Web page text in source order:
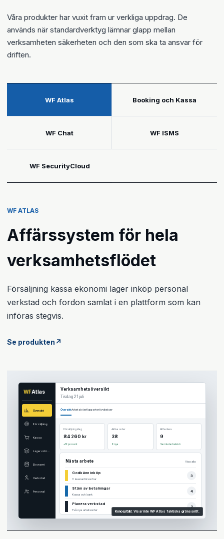
Våra produkter har vuxit fram ur verkliga uppdrag. De
används när standardverktyg lämnar glapp mellan
verksamheten säkerheten och den som ska ta ansvar för
driften.
WF Atlas Booking och Kassa
WF Chat WF ISMS
WF SecurityCloud
WF ATLAS
Affärssystem för hela
verksamhetsflödet
Försäljning kassa ekonomi lager inköp personal
verkstad och fordon samlat i en plattform som kan
införas stegvis.
Se produkten↗
WFAtlas
Översikt
Försäljning
Kassa
Ekonomi
Verkstad
Personal
Verksamhetsöversikt
Tisdag 21 juli
ÖversiktArbetsköerRapporterAvvikelser
Försäljning idag
84 260 kr
+12 procent
Aktiva order
38
6 nya
Att hantera
9
Samlad arbetskö
Nästa arbete Visa alla
Godkänn inköp
3 leverantörsordrar
3
Stäm av betalningar
Kassa och bank
4
Planera verkstad
Två nya arbetsorder
2
Konceptbild. Visar inte WF Atlas faktiska gränssnitt.